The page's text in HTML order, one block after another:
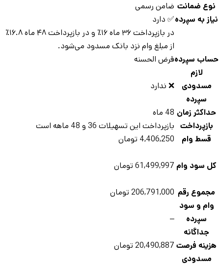
ضمانت ضامن رسمی
به سپرده✅ دارد
در بازپرداخت ۳۶ ماه ۱۶٪ و در بازپرداخت ۴۸ ماه ۱۶.۸٪
از مبلغ وام نزد بانک مسدود می‌شود.
سپرده
لازم
قرض الحسنه
مسدودی
سپرده
❌ ندارد
زمان
بازپرداخت
48 ماه
بازپرداخت این تسهیلات 36 و 48 ماهه است
قسط وام
4,406,250 تومان
سود وام61,499,997 تومان
رقم
وام و سود
206,791,000 تومان
سپرده
جداگانه
فرصت
مسدودی
20,490,887 تومان